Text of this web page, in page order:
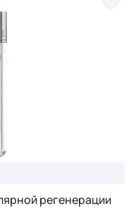
регенерации